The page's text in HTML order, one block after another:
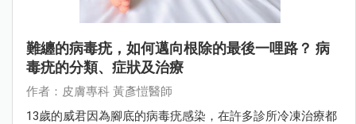
難纏的病毒疣，如何邁向根除的最後一哩路？ 病
毒疣的分類、症狀及治療
作者：⽪膚專科 黃彥愷醫師
13歲的威君因為腳底的病毒疣感染，在許多診所冷凍治療都